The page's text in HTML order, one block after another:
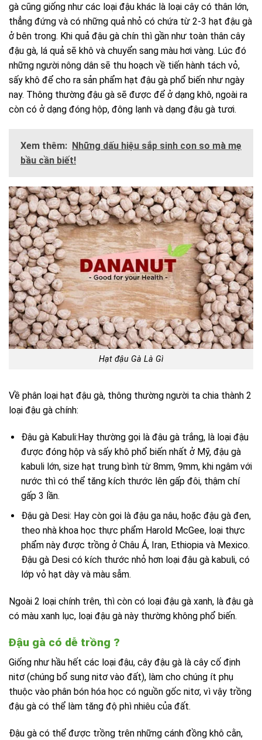
gà cũng giống như các loại đậu khác là loại cây có thân lớn,
thẳng đứng và có những quả nhỏ có chứa từ 2-3 hạt đậu gà
ở bên trong. Khi quả đậu gà chín thì gần như toàn thân cây
đậu gà, lá quả sẽ khô và chuyển sang màu hơi vàng. Lúc đó
những người nông dân sẽ thu hoạch về tiến hành tách vỏ,
sấy khô để cho ra sản phẩm hạt đậu gà phổ biến như ngày
nay. Thông thường đậu gà sẽ được để ở dạng khô, ngoài ra
còn có ở dạng đóng hộp, đông lạnh và dạng đậu gà tươi.
Xem thêm: Những dấu hiệu sắp sinh con so mà mẹ
bầu cần biết!
Hạt đậu Gà Là Gì
Về phân loại hạt đậu gà, thông thường người ta chia thành 2
loại đậu gà chính:
Đậu gà Kabuli:Hay thường gọi là đậu gà trắng, là loại đậu
được đóng hộp và sấy khô phổ biến nhất ở Mỹ, đậu gà
kabuli lớn, size hạt trung bình từ 8mm, 9mm, khi ngâm với
nước thì có thể tăng kích thước lên gấp đôi, thậm chí
gấp 3 lần.
Đậu gà Desi: Hay còn gọi là đậu ga nâu, hoặc đậu gà đen,
theo nhà khoa học thực phẩm Harold McGee, loại thực
phẩm này được trồng ở Châu Á, Iran, Ethiopia và Mexico.
Đậu gà Desi có kích thước nhỏ hơn loại đậu gà kabuli, có
lớp vỏ hạt dày và màu sẫm.
Ngoài 2 loại chính trên, thì còn có loại đậu gà xanh, là đậu gà
có màu xanh lục, loại đậu gà này thường không phổ biến.
Đậu gà có dễ trồng ?
Giống như hầu hết các loại đậu, cây đậu gà là cây cố định
nitơ (chúng bổ sung nitơ vào đất), làm cho chúng ít phụ
thuộc vào phân bón hóa học có nguồn gốc nitơ, vì vậy trồng
đậu gà có thể làm tăng độ phì nhiêu của đất.
Đậu gà có thể được trồng trên những cánh đồng khô cằn,